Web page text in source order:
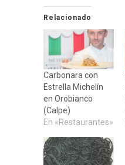
Relacionado
Carbonara con
Estrella Michelín
en Orobianco
(Calpe)
En «Restaurantes»